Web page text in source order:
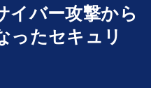
イバー攻撃から
ったセキュリ